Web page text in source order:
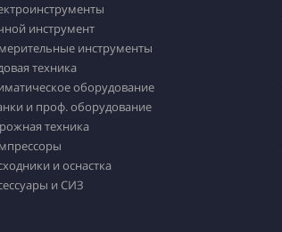
инструмент
инструменты
техника
оборудование
и проф. оборудование
техника
и оснастка
и СИЗ